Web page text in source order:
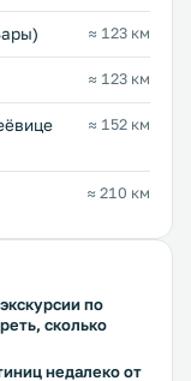
≈ 123 км
≈ 123 км
≈ 152 км
≈ 210 км
по
сколько
недалеко от